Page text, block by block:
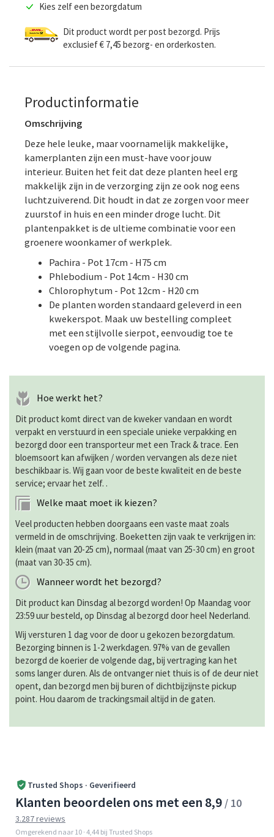
Kies zelf een bezorgdatum
Dit product wordt per post bezorgd. Prijs
exclusief € 7,45 bezorg- en orderkosten.
Productinformatie
Omschrijving
Deze hele leuke, maar voornamelijk makkelijke,
kamerplanten zijn een must-have voor jouw
interieur. Buiten het feit dat deze planten heel erg
makkelijk zijn in de verzorging zijn ze ook nog eens
luchtzuiverend. Dit houdt in dat ze zorgen voor meer
zuurstof in huis en een minder droge lucht. Dit
plantenpakket is de ultieme combinatie voor een
groenere woonkamer of werkplek.
Pachira - Pot 17cm - H75 cm
Phlebodium - Pot 14cm - H30 cm
Chlorophytum - Pot 12cm - H20 cm
De planten worden standaard geleverd in een
kwekerspot. Maak uw bestelling compleet
met een stijlvolle sierpot, eenvoudig toe te
voegen op de volgende pagina.
Hoe werkt het?
Dit product komt direct van de kweker vandaan en wordt
verpakt en verstuurd in een speciale unieke verpakking en
bezorgd door een transporteur met een Track & trace. Een
bloemsoort kan afwijken / worden vervangen als deze niet
beschikbaar is. Wij gaan voor de beste kwaliteit en de beste
service; ervaar het zelf. .
Welke maat moet ik kiezen?
Veel producten hebben doorgaans een vaste maat zoals
vermeld in de omschrijving. Boeketten zijn vaak te verkrijgen in:
klein (maat van 20-25 cm), normaal (maat van 25-30 cm) en groot
(maat van 30-35 cm).
Wanneer wordt het bezorgd?
Dit product kan Dinsdag al bezorgd worden! Op Maandag voor
23:59 uur besteld, op Dinsdag al bezorgd door heel Nederland.
Wij versturen 1 dag voor de door u gekozen bezorgdatum.
Bezorging binnen is 1-2 werkdagen. 97% van de gevallen
bezorgd de koerier de volgende dag, bij vertraging kan het
soms langer duren. Als de ontvanger niet thuis is of de deur niet
opent, dan bezorgd men bij buren of dichtbijzijnste pickup
point. Hou daarom de trackingsmail altijd in de gaten.
Trusted Shops · Geverifieerd
Klanten beoordelen ons met een 8,9 / 10
3.287 reviews
Omgerekend naar 10 · 4,44 bij Trusted Shops